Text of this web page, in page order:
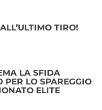
TIRO!
LA SFIDA
LO SPAREGGIO
ELITE